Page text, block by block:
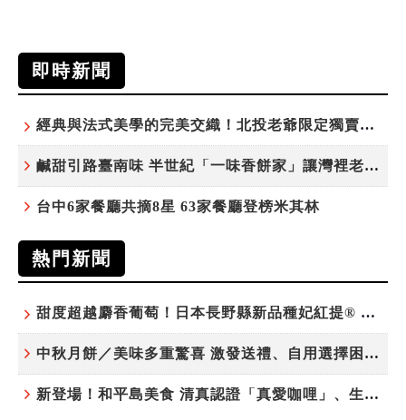
即時新聞
經典與法式美學的完美交織！北投老爺限定獨賣「泉月菠蘿映心」中秋禮盒
鹹甜引路臺南味 半世紀「一味香餅家」讓灣裡老街散發餅香
台中6家餐廳共摘8星 63家餐廳登榜米其林
熱門新聞
甜度超越麝香葡萄！日本長野縣新品種妃紅提® 微風超市限期販售
中秋月餅／美味多重驚喜 激發送禮、自用選擇困難症
新登場！和平島美食 清真認證「真愛咖哩」、生態飲食「禾口丘」